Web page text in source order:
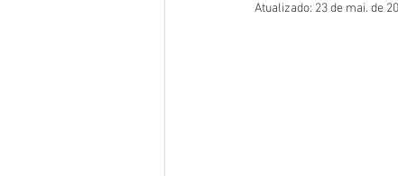
Atualizado: 23 de mai. de